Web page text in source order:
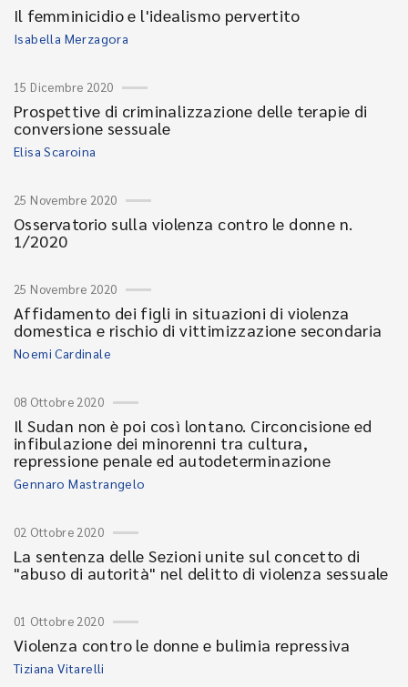
Il femminicidio e l'idealismo pervertito
Isabella Merzagora
15 Dicembre 2020
Prospettive di criminalizzazione delle terapie di
conversione sessuale
Elisa Scaroina
25 Novembre 2020
Osservatorio sulla violenza contro le donne n.
1/2020
25 Novembre 2020
Affidamento dei figli in situazioni di violenza
domestica e rischio di vittimizzazione secondaria
Noemi Cardinale
08 Ottobre 2020
Il Sudan non è poi così lontano. Circoncisione ed
infibulazione dei minorenni tra cultura,
repressione penale ed autodeterminazione
Gennaro Mastrangelo
02 Ottobre 2020
La sentenza delle Sezioni unite sul concetto di
"abuso di autorità" nel delitto di violenza sessuale
01 Ottobre 2020
Violenza contro le donne e bulimia repressiva
Tiziana Vitarelli